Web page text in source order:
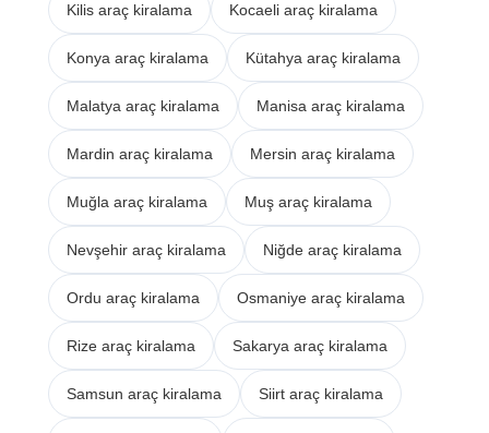
Kilis araç kiralama Kocaeli araç kiralama
Konya araç kiralama Kütahya araç kiralama
Malatya araç kiralama Manisa araç kiralama
Mardin araç kiralama Mersin araç kiralama
Muğla araç kiralama Muş araç kiralama
Nevşehir araç kiralama Niğde araç kiralama
Ordu araç kiralama Osmaniye araç kiralama
Rize araç kiralama Sakarya araç kiralama
Samsun araç kiralama Siirt araç kiralama